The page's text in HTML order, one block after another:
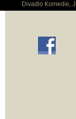
Divadlo Komedie,